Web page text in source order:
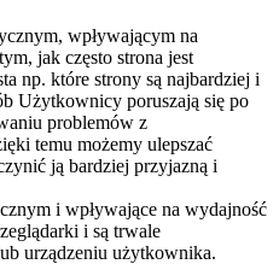
wpływającym na
jak często strona jest
np. które strony są najbardziej i
Użytkownicy poruszają się po
problemów z
temu możemy ulepszać
ją bardziej przyjazną i
i wpływające na wydajność
i są trwale
urządzeniu użytkownika.